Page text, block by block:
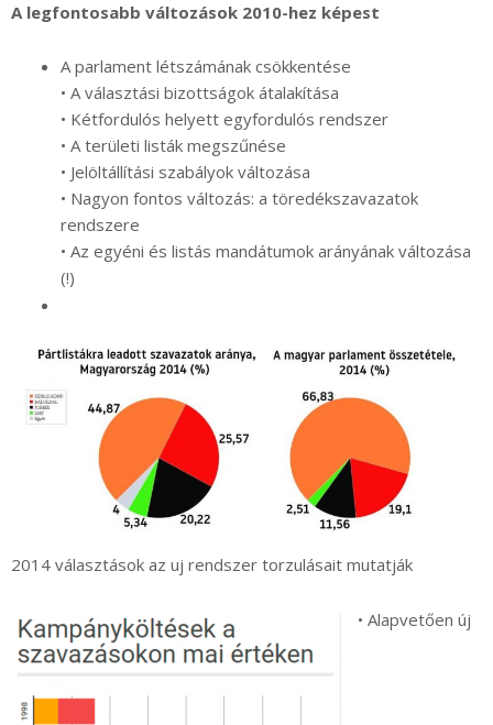
A legfontosabb változások 2010-hez képest
A parlament létszámának csökkentése
• A választási bizottságok átalakítása
• Kétfordulós helyett egyfordulós rendszer
• A területi listák megszűnése
• Jelöltállítási szabályok változása
• Nagyon fontos változás: a töredékszavazatok
rendszere
• Az egyéni és listás mandátumok arányának változása
(!)
2014 választások az uj rendszer torzulásait mutatják
• Alapvetően új